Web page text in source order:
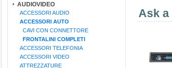
AUDIOVIDEO
ACCESSORI AUDIO
ACCESSORI AUTO
CAVI CON CONNETTORE
FRONTALINI COMPLETI
ACCESSORI TELEFONIA
ACCESSORI VIDEO
ATTREZZATURE
Ask a